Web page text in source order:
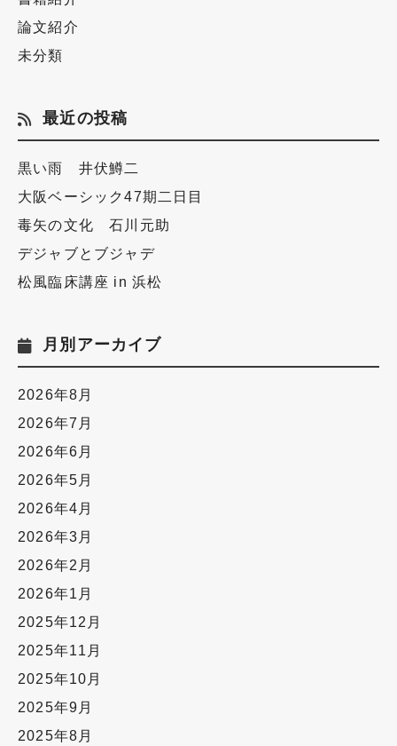
論文紹介
未分類
最近の投稿
黒い雨 井伏鱒二
大阪ベーシック47期二日目
毒矢の文化 石川元助
デジャブとブジャデ
松風臨床講座 in 浜松
月別アーカイブ
2026年8月
2026年7月
2026年6月
2026年5月
2026年4月
2026年3月
2026年2月
2026年1月
2025年12月
2025年11月
2025年10月
2025年9月
2025年8月